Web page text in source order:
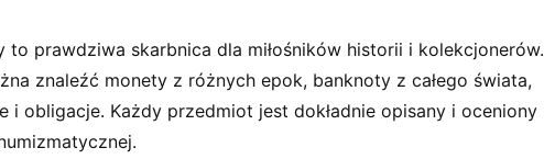
to prawdziwa skarbnica dla miłośników historii i kolekcjonerów.
znaleźć monety z różnych epok, banknoty z całego świata,
i obligacje. Każdy przedmiot jest dokładnie opisany i oceniony